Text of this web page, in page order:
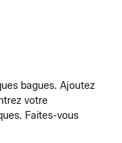
bagues. Ajoutez
votre
Faites-vous